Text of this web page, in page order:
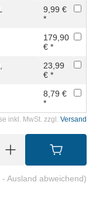
9,99 €
*
179,90
€ *
23,99
€ *
8,79 €
*
inkl. MwSt. zzgl. Versand
- Ausland abweichend)